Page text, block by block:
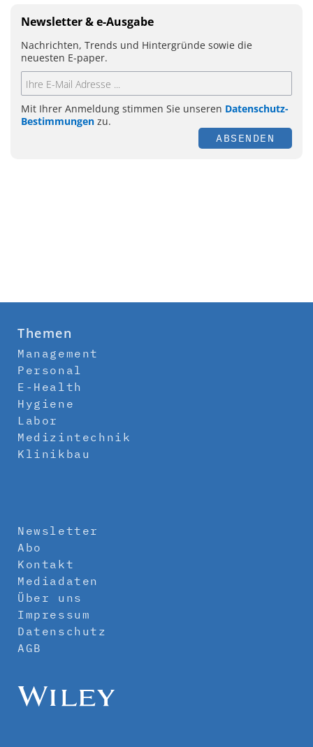
Newsletter & e-Ausgabe
Nachrichten, Trends und Hintergründe sowie die
neuesten E-paper.
Mit Ihrer Anmeldung stimmen Sie unseren Datenschutz-
Bestimmungen zu.
ABSENDEN
Themen
Management
Personal
E-Health
Hygiene
Labor
Medizintechnik
Klinikbau
Newsletter
Abo
Kontakt
Mediadaten
Über uns
Impressum
Datenschutz
AGB